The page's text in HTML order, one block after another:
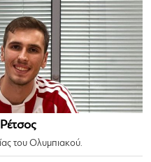
του Ολυμπιακού.